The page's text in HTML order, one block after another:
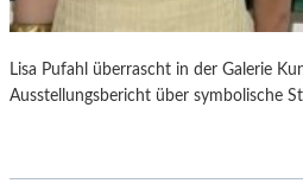
Lisa Pufahl überrascht in der Galerie
Ausstellungsbericht über symbolische